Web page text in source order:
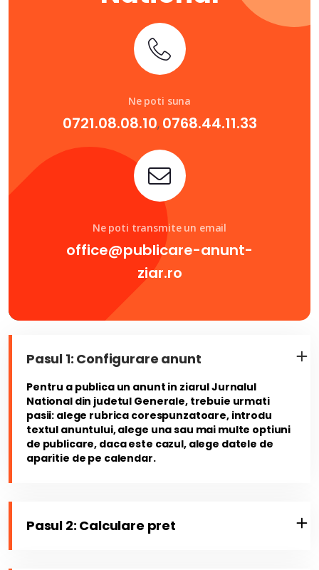
Ne poti suna
0721.08.08.10, 0768.44.11.33
Ne poti transmite un email
office@publicare-anunt-
ziar.ro
Pasul 1: Configurare anunt
Pentru a publica un anunt in ziarul Jurnalul
National din judetul Generale, trebuie urmati
pasii: alege rubrica corespunzatoare, introdu
textul anuntului, alege una sau mai multe optiuni
de publicare, daca este cazul, alege datele de
aparitie de pe calendar.
Pasul 2: Calculare pret